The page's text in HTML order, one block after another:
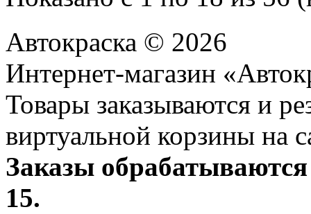
Автокраска © 2026
Интернет-магазин
Товары заказываются и
виртуальной корзины на
Заказы
15.